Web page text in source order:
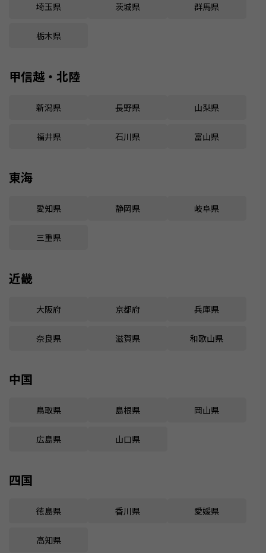
埼玉県 茨城県 群馬県
栃木県
甲信越・北陸
新潟県 長野県 山梨県
福井県 石川県 富山県
東海
愛知県 静岡県 岐阜県
三重県
近畿
大阪府 京都府 兵庫県
奈良県 滋賀県 和歌山県
中国
鳥取県 島根県 岡山県
広島県 山口県
四国
徳島県 香川県 愛媛県
高知県